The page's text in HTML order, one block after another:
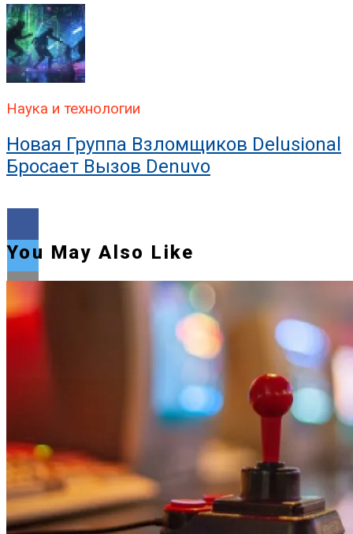
Наука и технологии
Новая Группа Взломщиков Delusional
Бросает Вызов Denuvo
Whatsapp
Whatsapp
You May Also Like